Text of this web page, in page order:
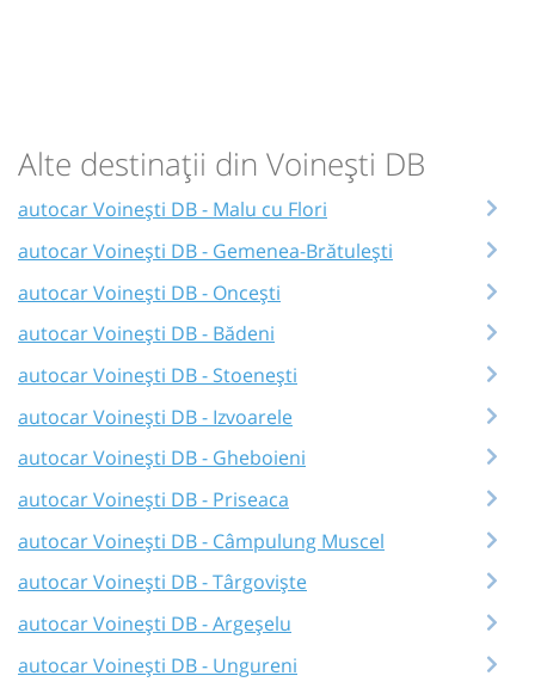
Alte destinații din Voinești DB
autocar Voinești DB - Malu cu Flori
autocar Voinești DB - Gemenea-Brătulești
autocar Voinești DB - Oncești
autocar Voinești DB - Bădeni
autocar Voinești DB - Stoenești
autocar Voinești DB - Izvoarele
autocar Voinești DB - Gheboieni
autocar Voinești DB - Priseaca
autocar Voinești DB - Câmpulung Muscel
autocar Voinești DB - Târgoviște
autocar Voinești DB - Argeșelu
autocar Voinești DB - Ungureni